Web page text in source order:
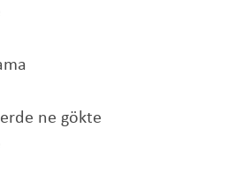
ne gökte